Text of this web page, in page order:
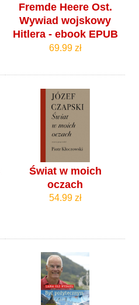
Fremde Heere Ost.
Wywiad wojskowy
Hitlera - ebook EPUB
69.99 zł
Świat w moich
oczach
54.99 zł